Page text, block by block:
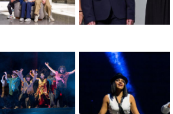
mejorado-
_dsc5160-mejorado-